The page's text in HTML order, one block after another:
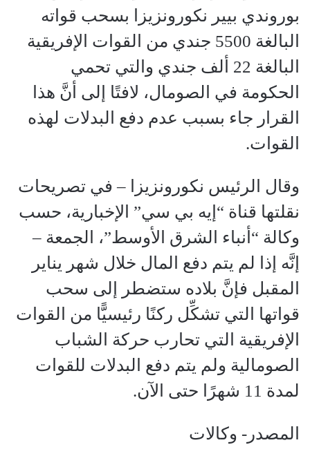
بوروندي بيير نكورونزيزا بسحب قواته
البالغة 5500 جندي من القوات الإفريقية
البالغة 22 ألف جندي والتي تحمي
الحكومة في الصومال، لافتًا إلى أنَّ هذا
القرار جاء بسبب عدم دفع البدلات لهذه
القوات.
وقال الرئيس نكورونزيزا – في تصريحات
نقلتها قناة “إيه بي سي” الإخبارية، حسب
وكالة “أنباء الشرق الأوسط”، الجمعة –
إنَّه إذا لم يتم دفع المال خلال شهر يناير
المقبل فإنَّ بلاده ستضطر إلى سحب
قواتها التي تشكِّل ركنًا رئيسيًّا من القوات
الإفريقية التي تحارب حركة الشباب
الصومالية ولم يتم دفع البدلات للقوات
لمدة 11 شهرًا حتى الآن.
المصدر- وكالات